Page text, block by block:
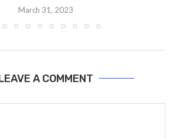
March 31, 2023
A COMMENT